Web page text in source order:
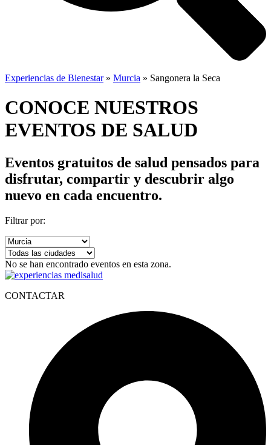
Experiencias de Bienestar» Murcia » Sangonera la Seca
CONOCE NUESTROS
EVENTOS DE SALUD
Eventos gratuitos de salud pensados para
disfrutar, compartir y descubrir algo
nuevo en cada encuentro.
Filtrar por:
No se han encontrado eventos en esta zona.
CONTACTAR